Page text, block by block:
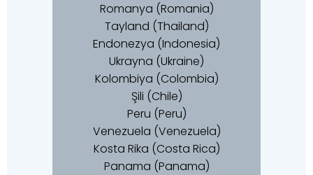
Romanya (Romania)
Tayland (Thailand)
Endonezya (Indonesia)
Ukrayna (Ukraine)
Kolombiya (Colombia)
Şili (Chile)
Peru (Peru)
Venezuela (Venezuela)
Kosta Rika (Costa Rica)
Panama (Panama)